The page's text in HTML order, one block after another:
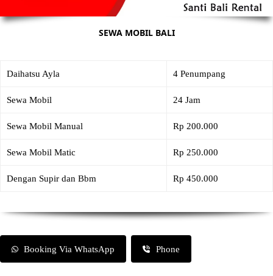
SEWA MOBIL BALI
Daihatsu Ayla 4 Penumpang
Sewa Mobil 24 Jam
Sewa Mobil Manual Rp 200.000
Sewa Mobil Matic Rp 250.000
Dengan Supir dan Bbm Rp 450.000
Booking Via WhatsApp Phone